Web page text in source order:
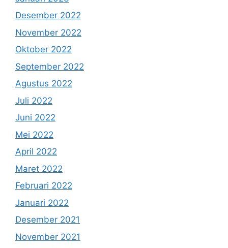
Desember 2022
November 2022
Oktober 2022
September 2022
Agustus 2022
Juli 2022
Juni 2022
Mei 2022
April 2022
Maret 2022
Februari 2022
Januari 2022
Desember 2021
November 2021